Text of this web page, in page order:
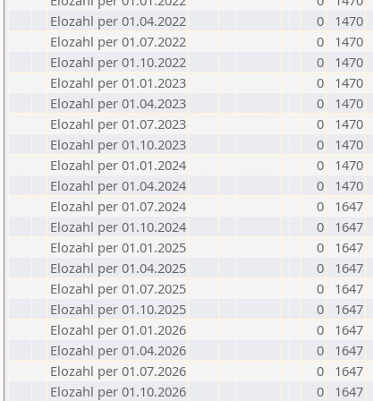
Elozahl per 01.04.2022
0
1470
Elozahl per 01.07.2022
0
1470
Elozahl per 01.10.2022
0
1470
Elozahl per 01.01.2023
0
1470
Elozahl per 01.04.2023
0
1470
Elozahl per 01.07.2023
0
1470
Elozahl per 01.10.2023
0
1470
Elozahl per 01.01.2024
0
1470
Elozahl per 01.04.2024
0
1470
Elozahl per 01.07.2024
0
1647
Elozahl per 01.10.2024
0
1647
Elozahl per 01.01.2025
0
1647
Elozahl per 01.04.2025
0
1647
Elozahl per 01.07.2025
0
1647
Elozahl per 01.10.2025
0
1647
Elozahl per 01.01.2026
0
1647
Elozahl per 01.04.2026
0
1647
Elozahl per 01.07.2026
0
1647
Elozahl per 01.10.2026
0 1647